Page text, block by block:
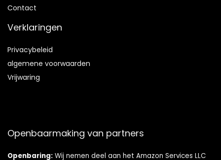
Contact
Verklaringen
Privacybeleid
algemene voorwaarden
Vrijwaring
Openbaarmaking van partners
Openbaring: Wij nemen deel aan het Amazon Services LLC